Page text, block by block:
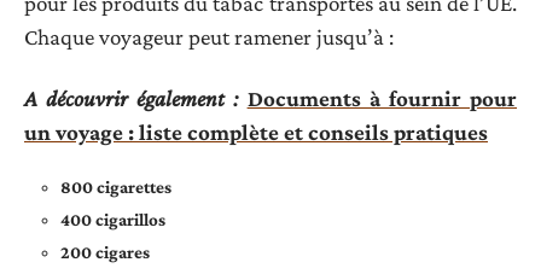
Chaque voyageur peut ramener jusqu’à :
A découvrir également : Documents à fournir pour
un voyage : liste complète et conseils pratiques
800 cigarettes
400 cigarillos
200 cigares